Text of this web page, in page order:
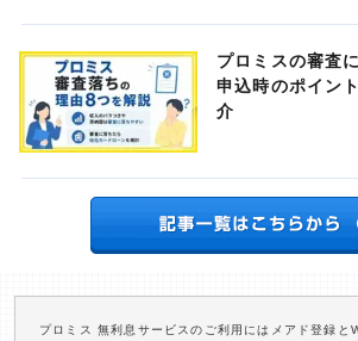
プロミスの審査
申込時のポイン
介
プロミス 無利息サービスのご利用にはメアド登録と